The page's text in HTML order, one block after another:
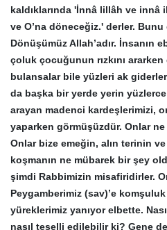
kaldıklarında 'İnnâ lillâh ve innâ
ve O’na döneceğiz.' derler.
Dönüşümüz Allah’adır. İnsanın
çoluk çocuğunun rızkını
bulansalar bile yüzleri ak
da başka bir yerde yerin yüzlerce
arayan madenci kardeşlerimizi,
yaparken görmüşüzdür. Onlar
Onlar bize emeğin, alın terinin ve
koşmanın ne mübarek bir şey
şimdi Rabbimizin misafiridirler.
Peygamberimiz (sav)’e
yüreklerimiz yanıyor elbette.
nasıl teselli edilebilir ki? Gene